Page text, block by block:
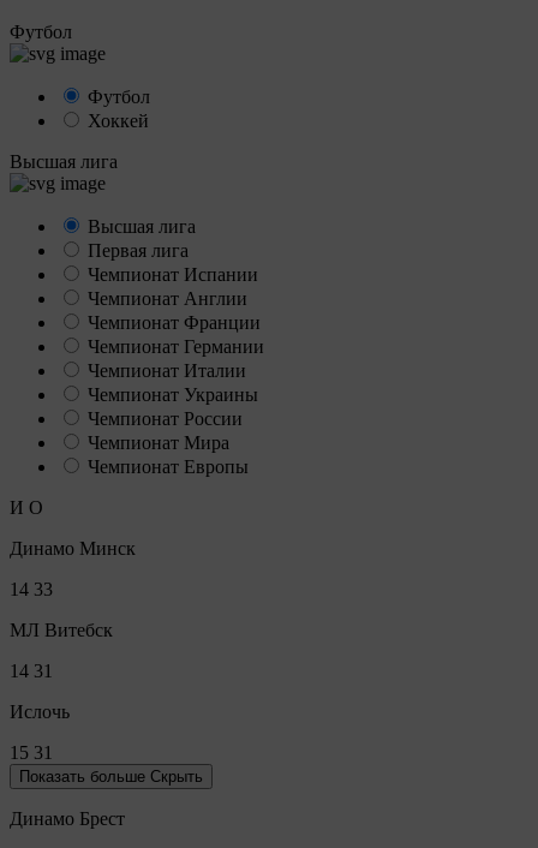
Футбол
Футбол
Хоккей
Высшая лига
Высшая лига
Первая лига
Чемпионат Испании
Чемпионат Англии
Чемпионат Франции
Чемпионат Германии
Чемпионат Италии
Чемпионат Украины
Чемпионат России
Чемпионат Мира
Чемпионат Европы
И О
Динамо Минск
14 33
МЛ Витебск
14 31
Ислочь
15 31
Показать больше Скрыть
Динамо Брест